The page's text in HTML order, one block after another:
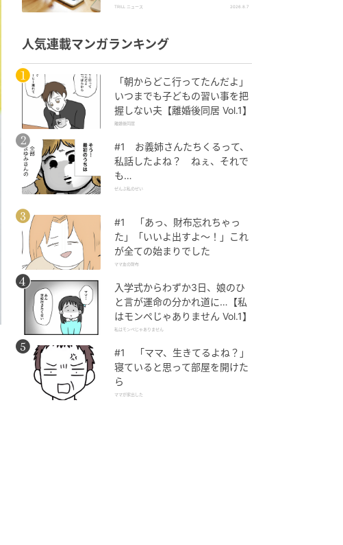
ました」「どんどん貯められそ
TRILL ニュース 2026.8.7
人気連載マンガランキング
「朝からどこ行ってたんだよ」
いつまでも子どもの習い事を把
握しない夫【離婚後同居 Vol.1】
離婚後同居
#1 お義姉さんたちくるって、
私話したよね？ ねぇ、それで
も…
ぜんぶ私のせい
#1 「あっ、財布忘れちゃっ
た」「いいよ出すよ〜！」これ
が全ての始まりでした
ママ友の財布
入学式からわずか3日、娘のひ
と言が運命の分かれ道に…【私
はモンペじゃありません Vol.1】
私はモンペじゃありません
#1 「ママ、生きてるよね？」
寝ていると思って部屋を開けた
ら
ママが家出した